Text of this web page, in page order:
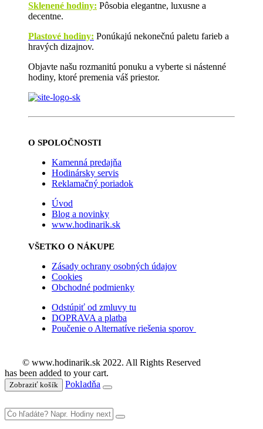
Sklenené hodiny: Pôsobia elegantne, luxusne a
decentne.
Plastové hodiny: Ponúkajú nekonečnú paletu farieb a
hravých dizajnov.
Objavte našu rozmanitú ponuku a vyberte si nástenné
hodiny, ktoré premenia váš priestor.
O SPOLOČNOSTI
Kamenná predajňa
Hodinársky servis
Reklamačný poriadok
Úvod
Blog a novinky
www.hodinarik.sk
VŠETKO O NÁKUPE
Zásady ochrany osobných údajov
Cookies
Obchodné podmienky
Odstúpiť od zmluvy tu
DOPRAVA a platba
Poučenie o Alternatíve riešenia sporov
© www.hodinarik.sk 2022. All Rights Reserved
has been added to your cart.
Zobraziť košík Pokladňa